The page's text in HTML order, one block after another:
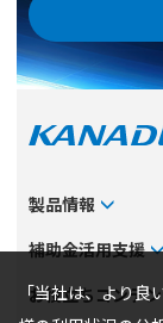
製品情報
カテゴリから探す
事業から探す
補助金活用支援
補助金検索シス
お役立ちコンテ
「当社は、より